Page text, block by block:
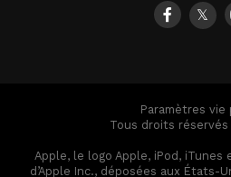
𝕏
Paramètres vie
Tous droits réservés
Apple, le logo Apple, iPod, iTunes
d’Apple Inc., déposées aux États-